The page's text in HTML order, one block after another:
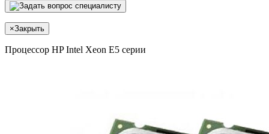
×Закрыть
Процессор HP Intel Xeon E5 серии